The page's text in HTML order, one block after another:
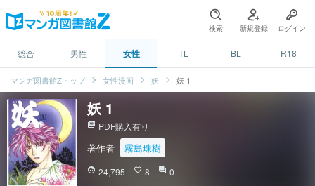
検索 新規登録 ログイン
総合 男性 女性 TL BL R18
マンガ図書館Zトップ 女性漫画 妖 妖 1
妖 1
picture_as_pdf PDF購入有り
著作者 霧島珠樹
face 24,795 favorite_border 8 question_answer 0